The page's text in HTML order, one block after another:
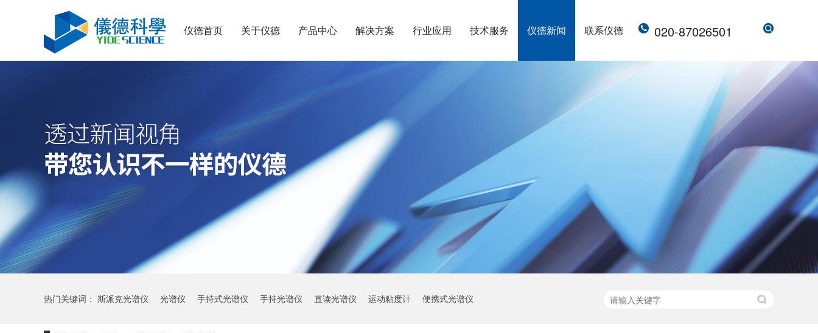
仪德首页 关于仪德 产品中心 解决方案 行业应用 技术服务 仪德新闻 联系仪德 020-87026501
热门关键词： 斯派克光谱仪 光谱仪 手持式光谱仪 手持光谱仪 直读光谱仪 运动粘度计 便携式光谱仪